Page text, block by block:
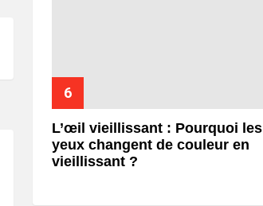
L’œil vieillissant : Pourquoi les
yeux changent de couleur en
vieillissant ?